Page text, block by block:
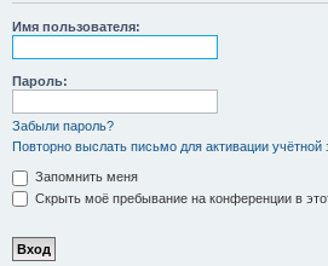
Имя пользователя:
Пароль:
Забыли пароль?
Повторно выслать письмо для активации учётной
Запомнить меня
Скрыть моё пребывание на конференции в